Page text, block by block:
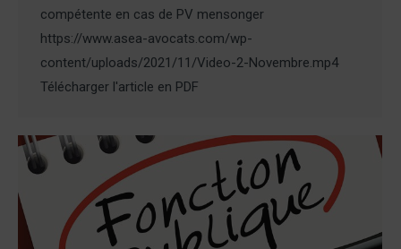
compétente en cas de PV mensonger
https://www.asea-avocats.com/wp-
content/uploads/2021/11/Video-2-Novembre.mp4
Télécharger l'article en PDF